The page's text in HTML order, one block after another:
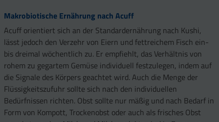
Makrobiotische Ernährung nach Acuff
Acuff orientiert sich an der Standardernährung nach Kushi,
lässt jedoch den Verzehr von Eiern und fettreichem Fisch ein-
bis dreimal wöchentlich zu. Er empfiehlt, das Verhältnis von
rohem zu gegartem Gemüse individuell festzulegen, indem auf
die Signale des Körpers geachtet wird. Auch die Menge der
Flüssigkeitszufuhr sollte sich nach den individuellen
Bedürfnissen richten. Obst sollte nur mäßig und nach Bedarf in
Form von Kompott, Trockenobst oder auch als frisches Obst